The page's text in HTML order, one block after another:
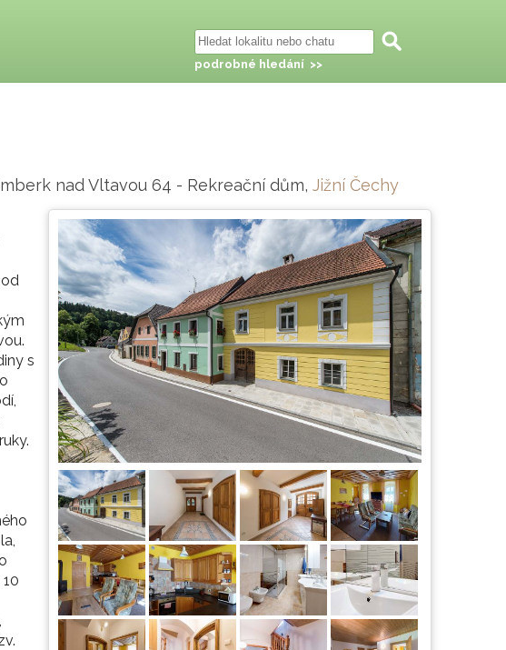
nad Vltavou 64 - Rekreační dům, Jižní Čechy
s
podrobné hledání >>